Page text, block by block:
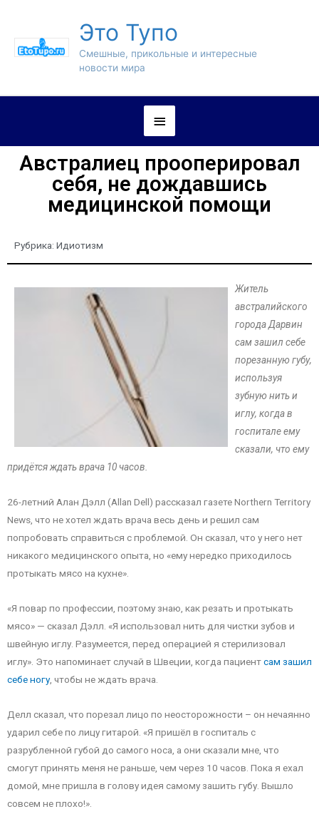
Это Тупо
Смешные, прикольные и интересные
новости мира
Австралиец прооперировал
себя, не дождавшись
медицинской помощи
Рубрика: Идиотизм
Житель
австралийского
города Дарвин
сам зашил себе
порезанную губу,
используя
зубную нить и
иглу, когда в
госпитале ему
сказали, что ему
придётся ждать врача 10 часов.
26-летний Алан Дэлл (Allan Dell) рассказал газете Northern Territory
News, что не хотел ждать врача весь день и решил сам
попробовать справиться с проблемой. Он сказал, что у него нет
никакого медицинского опыта, но «ему нередко приходилось
протыкать мясо на кухне».
«Я повар по профессии, поэтому знаю, как резать и протыкать
мясо» — сказал Дэлл. «Я использовал нить для чистки зубов и
швейную иглу. Разумеется, перед операцией я стерилизовал
иглу». Это напоминает случай в Швеции, когда пациентсам зашил
себе ногу, чтобы не ждать врача.
Делл сказал, что порезал лицо по неосторожности – он нечаянно
ударил себе по лицу гитарой. «Я пришёл в госпиталь с
разрубленной губой до самого носа, а они сказали мне, что
смогут принять меня не раньше, чем через 10 часов. Пока я ехал
домой, мне пришла в голову идея самому зашить губу. Вышло
совсем не плохо!».